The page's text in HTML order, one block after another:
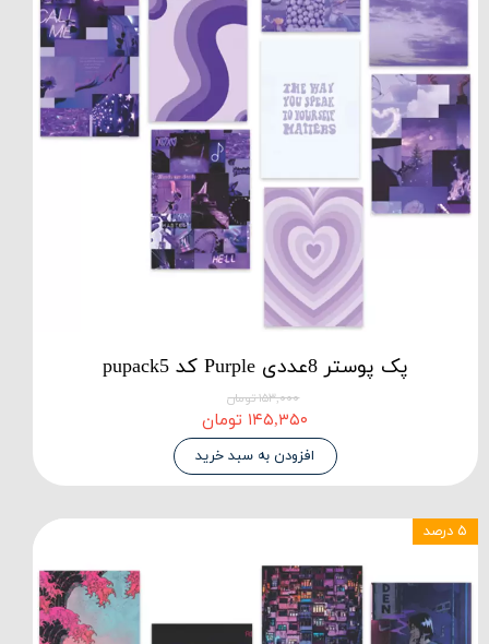
پک پوستر 8عددی Purple کد pupack5
۱۵۳,۰۰۰ تومان
۱۴۵,۳۵۰ تومان
افزودن به سبد خرید
۵ درصد